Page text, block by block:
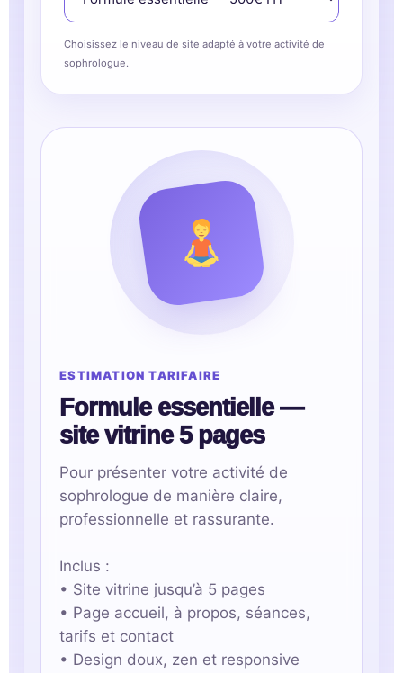
Choisissez le niveau de site adapté à votre activité de
sophrologue.
ESTIMATION TARIFAIRE
Formule essentielle —
site vitrine 5 pages
Pour présenter votre activité de
sophrologue de manière claire,
professionnelle et rassurante.
Inclus :
• Site vitrine jusqu’à 5 pages
• Page accueil, à propos, séances,
tarifs et contact
• Design doux, zen et responsive